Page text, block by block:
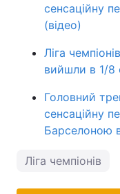
сенсаційну
(відео)
Ліга
вийшли в 1/8
Головний
сенсаційну
Барселоною
Ліга чемпіонів